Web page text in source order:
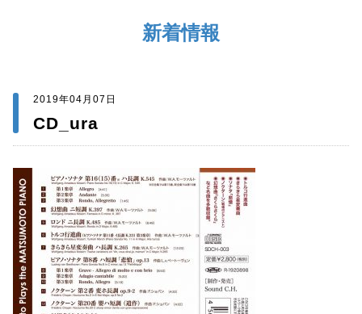
新着情報
2019年04月07日
CD_ura